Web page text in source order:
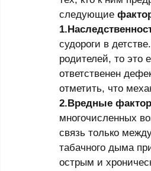
следующие
судороги в
родителей, то это
ответственен
отметить, что
2.Вpедные
многочисленных
связь только
табачного дыма
остpым и